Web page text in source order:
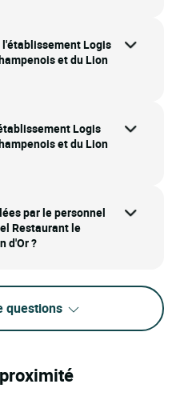
Logis
et du Lion
Logis
et du Lion
par le personnel
Restaurant le
d'Or ?
questions